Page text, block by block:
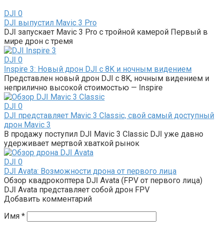
DJI 0
DJI выпустил Mavic 3 Pro
DJI запускает Mavic 3 Pro с тройной камерой Первый в
мире дрон с тремя
DJI 0
Inspire 3: Новый дрон DJI с 8K и ночным видением
Представлен новый дрон DJI с 8K, ночным видением и
неприлично высокой стоимостью — Inspire
DJI 0
DJI представляет Mavic 3 Classic, свой самый доступный
дрон Mavic 3
В продажу поступил DJI Mavic 3 Classic DJI уже давно
удерживает мертвой хваткой рынок
DJI 0
DJI Avata: Возможности дрона от первого лица
Обзор квадрокоптера DJI Avata (FPV от первого лица)
DJI Avata представляет собой дрон FPV
Добавить комментарий
Имя *